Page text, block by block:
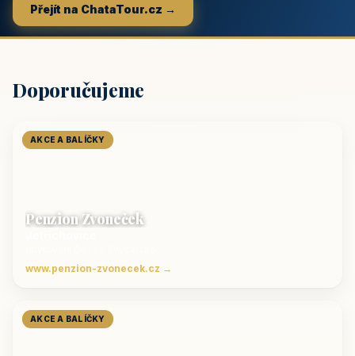
Přejít na ChataTour.cz →
Doporučujeme
AKCE A BALÍČKY
Penzion Zvoneček
www.penzion-zvonecek.cz →
AKCE A BALÍČKY